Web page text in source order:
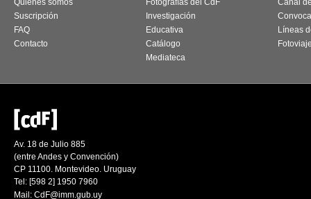
Quiénes somos
Suscripción
FAQ
Contacto
Fotografías del CdF
Investigación
Educativa
Catálogo
Mediateca
Canal
Líneas
Av. 18 de Julio 885
(entre Andes y Convención)
CP 11100. Montevideo. Uruguay
Tel: [598 2] 1950 7960
Mail: CdF@imm.gub.uy